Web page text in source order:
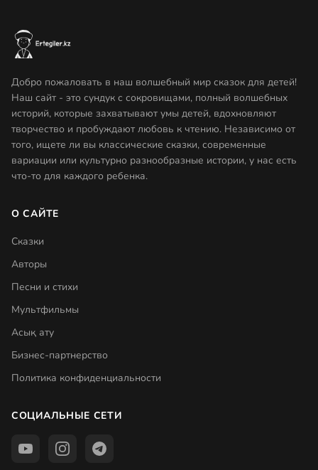
Добро пожаловать в наш волшебный мир сказок для детей!
Наш сайт - это сундук с сокровищами, полный волшебных
историй, которые захватывают умы детей, вдохновляют
творчество и пробуждают любовь к чтению. Независимо от
того, ищете ли вы классические сказки, современные
вариации или культурно разнообразные истории, у нас есть
что-то для каждого ребенка.
О САЙТЕ
Сказки
Авторы
Песни и стихи
Мультфильмы
Асық ату
Бизнес-партнерство
Политика конфиденциальности
СОЦИАЛЬНЫЕ СЕТИ